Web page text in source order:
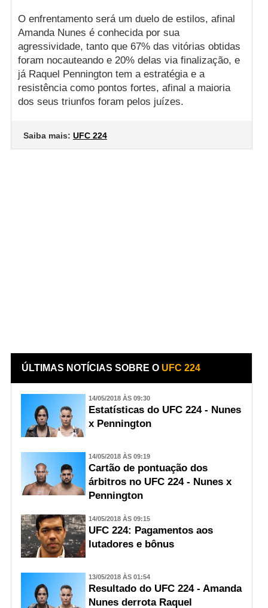
O enfrentamento será um duelo de estilos, afinal
Amanda Nunes é conhecida por sua
agressividade, tanto que 67% das vitórias obtidas
foram nocauteando e 20% delas via finalização, e
já Raquel Pennington tem a estratégia e a
resistência como pontos fortes, afinal a maioria
dos seus triunfos foram pelos juízes.
Saiba mais: UFC 224
ÚLTIMAS NOTÍCIAS SOBRE O UFC 224
14/05/2018 ÀS 09:30
Estatísticas do UFC 224 - Nunes
x Pennington
14/05/2018 ÀS 09:19
Cartão de pontuação dos
árbitros no UFC 224 - Nunes x
Pennington
14/05/2018 ÀS 09:15
UFC 224: Pagamentos aos
lutadores e bônus
13/05/2018 ÀS 01:54
Resultado do UFC 224 - Amanda
Nunes derrota Raquel